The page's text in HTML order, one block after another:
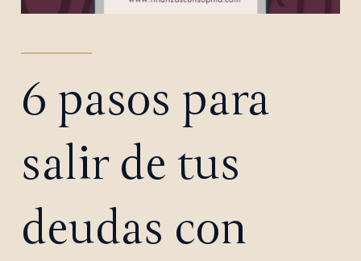
6 pasos para
salir de tus
deudas con